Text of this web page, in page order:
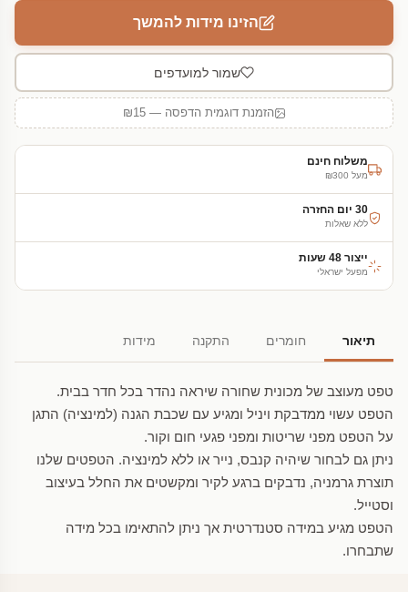
הזינו מידות להמשך
שמור למועדפים
הזמנת דוגמית הדפסה — ₪15
משלוח חינם
מעל ₪300
30 יום החזרה
ללא שאלות
ייצור 48 שעות
מפעל ישראלי
תיאור חומרים התקנה מידות
טפט מעוצב של מכונית שחורה שיראה נהדר בכל חדר בבית.
הטפט עשוי ממדבקת ויניל ומגיע עם שכבת הגנה (למינציה) התגן
על הטפט מפני שריטות ומפני פגעי חום וקור.
ניתן גם לבחור שיהיה קנבס, נייר או ללא למינציה. הטפטים שלנו
תוצרת גרמניה, נדבקים ברגע לקיר ומקשטים את החלל בעיצוב
וסטייל.
הטפט מגיע במידה סטנדרטית אך ניתן להתאימו בכל מידה
שתבחרו.